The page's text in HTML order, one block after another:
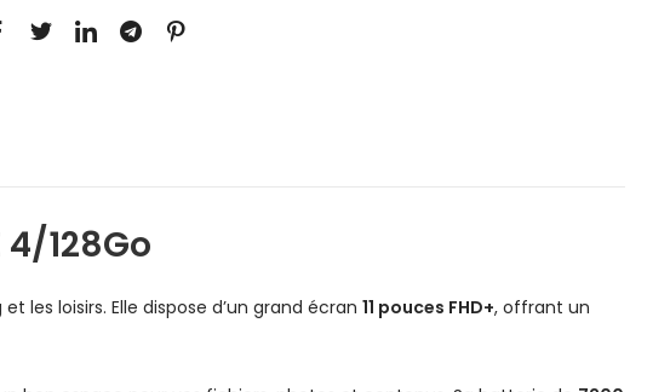
4/128Go
les loisirs. Elle dispose d’un grand écran 11 pouces FHD+, offrant un